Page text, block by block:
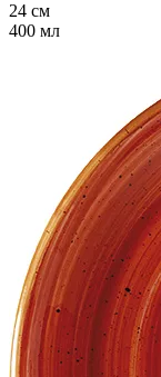
24 см
400 мл